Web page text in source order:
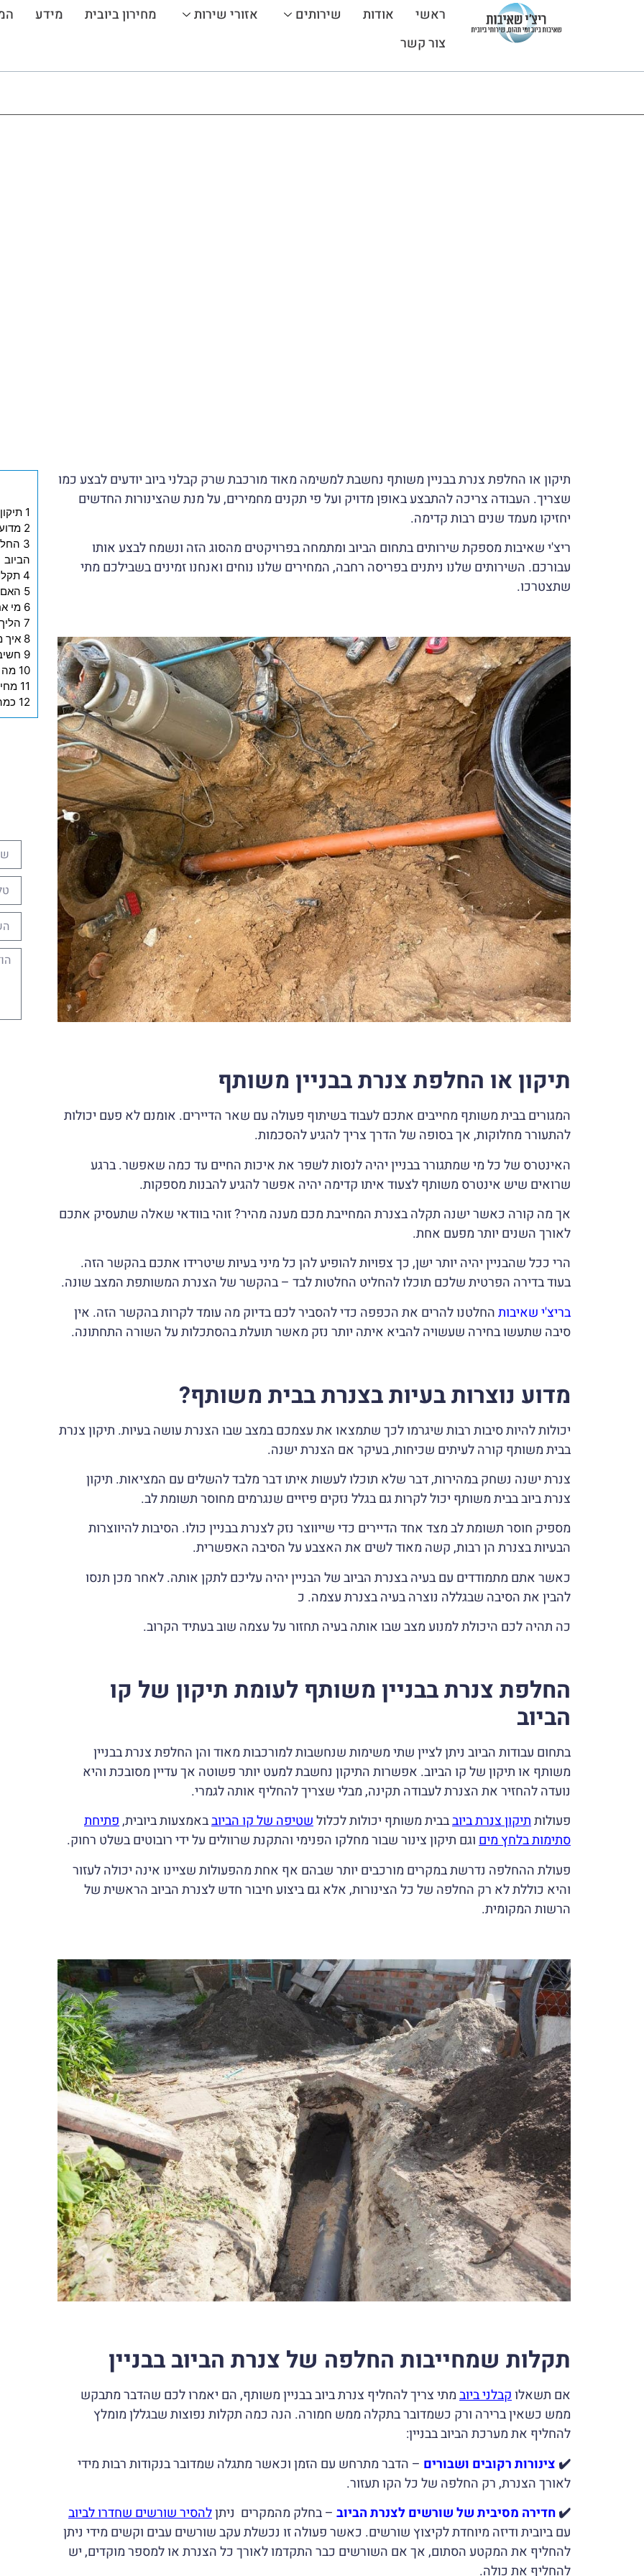
ראשי אודות שירותים אזורי שירות מחירון ביובית מידע
צור קשר
1 תיקון או החלפת צנרת בבניין משותף
2 מדוע נוצרות בעיות בצנרת בבית משותף?
3
הביוב
4 תקלות שמחייבות החלפה של צנרת הביוב בבניין
5 האם נדרשת הסכמה מצד כל הדיירים?
6 מי אחראי לבצע את התשלום על העבודה?
7 הליך תיקון צנרת בבניין שלב אחר שלב
8 איך מחליפים צנרת בבניין משותף?
9 חשיבות העמידה בתקנים
10 מה לגבי השוחות – האם גם אותן צריך להחליף?
11 מחיר החלפת צנרת בבניין משותף
12 כמה עולה תיקון צנרת בבית משותף?
תיקון או החלפת צנרת בבניין משותף נחשבת למשימה מאוד מורכבת שרק קבלני ביוב יודעים לבצע כמו
שצריך. העבודה צריכה להתבצע באופן מדויק ועל פי תקנים מחמירים, על מנת שהצינורות החדשים
יחזיקו מעמד שנים רבות קדימה.
ריצ'י שאיבות מספקת שירותים בתחום הביוב ומתמחה בפרויקטים מהסוג הזה ונשמח לבצע אותו
עבורכם. השירותים שלנו ניתנים בפריסה רחבה, המחירים שלנו נוחים ואנחנו זמינים בשבילכם מתי
שתצטרכו.
תיקון או החלפת צנרת בבניין משותף
המגורים בבית משותף מחייבים אתכם לעבוד בשיתוף פעולה עם שאר הדיירים. אומנם לא פעם יכולות
להתעורר מחלוקות, אך בסופה של הדרך צריך להגיע להסכמות.
האינטרס של כל מי שמתגורר בבניין יהיה לנסות לשפר את איכות החיים עד כמה שאפשר. ברגע
שרואים שיש אינטרס משותף לצעוד איתו קדימה יהיה אפשר להגיע להבנות מספקות.
אך מה קורה כאשר ישנה תקלה בצנרת המחייבת מכם מענה מהיר? זוהי בוודאי שאלה שתעסיק אתכם
לאורך השנים יותר מפעם אחת.
הרי ככל שהבניין יהיה יותר ישן, כך צפויות להופיע להן כל מיני בעיות שיטרידו אתכם בהקשר הזה.
בעוד בדירה הפרטית שלכם תוכלו להחליט החלטות לבד – בהקשר של הצנרת המשותפת המצב שונה.
בריצ'י שאיבותהחלטנו להרים את הכפפה כדי להסביר לכם בדיוק מה עומד לקרות בהקשר הזה. אין
סיבה שתעשו בחירה שעשויה להביא איתה יותר נזק מאשר תועלת בהסתכלות על השורה התחתונה.
מדוע נוצרות בעיות בצנרת בבית משותף?
יכולות להיות סיבות רבות שיגרמו לכך שתמצאו את עצמכם במצב שבו הצנרת עושה בעיות. תיקון צנרת
בבית משותף קורה לעיתים שכיחות, בעיקר אם הצנרת ישנה.
צנרת ישנה נשחק במהירות, דבר שלא תוכלו לעשות איתו דבר מלבד להשלים עם המציאות. תיקון
צנרת ביוב בבית משותף יכול לקרות גם בגלל נזקים פיזיים שנגרמים מחוסר תשומת לב.
מספיק חוסר תשומת לב מצד אחד הדיירים כדי שייווצר נזק לצנרת בבניין כולו. הסיבות להיווצרות
הבעיות בצנרת הן רבות, קשה מאוד לשים את האצבע על הסיבה האפשרית.
כאשר אתם מתמודדים עם בעיה בצנרת הביוב של הבניין יהיה עליכם לתקן אותה. לאחר מכן תנסו
להבין את הסיבה שבגללה נוצרה בעיה בצנרת עצמה. כ
כה תהיה לכם היכולת למנוע מצב שבו אותה בעיה תחזור על עצמה שוב בעתיד הקרוב.
החלפת צנרת בבניין משותף לעומת תיקון של קו
הביוב
בתחום עבודות הביוב ניתן לציין שתי משימות שנחשבות למורכבות מאוד והן החלפת צנרת בבניין
משותף או תיקון של קו הביוב. אפשרות התיקון נחשבת למעט יותר פשוטה אך עדיין מסובכת והיא
נועדה להחזיר את הצנרת לעבודה תקינה, מבלי שצריך להחליף אותה לגמרי.
פעולותתיקון צנרת ביובבבית משותף יכולות לכלולשטיפה של קו הביובבאמצעות ביובית,פתיחת
סתימות בלחץ מיםוגם תיקון צינור שבור מחלקו הפנימי והתקנת שרוולים על ידי רובוטים בשלט רחוק.
פעולת ההחלפה נדרשת במקרים מורכבים יותר שבהם אף אחת מהפעולות שציינו אינה יכולה לעזור
והיא כוללת לא רק החלפה של כל הצינורות, אלא גם ביצוע חיבור חדש לצנרת הביוב הראשית של
הרשות המקומית.
תקלות שמחייבות החלפה של צנרת הביוב בבניין
אם תשאלוקבלני ביובמתי צריך להחליף צנרת ביוב בבניין משותף, הם יאמרו לכם שהדבר מתבקש
ממש כשאין ברירה ורק כשמדובר בתקלה ממש חמורה. הנה כמה תקלות נפוצות שבגללן מומלץ
להחליף את מערכת הביוב בבניין:
✔️ צינורות רקובים ושבורים – הדבר מתרחש עם הזמן וכאשר מתגלה שמדובר בנקודות רבות מידי
לאורך הצנרת, רק החלפה של כל הקו תעזור.
✔️חדירה מסיבית של שורשים לצנרת הביוב – בחלק מהמקרים ניתןלהסיר שורשים שחדרו לביוב
עם ביובית ודיזה מיוחדת לקיצוץ שורשים. כאשר פעולה זו נכשלת עקב שורשים עבים וקשים מידי ניתן
להחליף את המקטע הסתום, אך אם השורשים כבר התקדמו לאורך כל הצנרת או למספר מוקדים, יש
להחליף את כולה.